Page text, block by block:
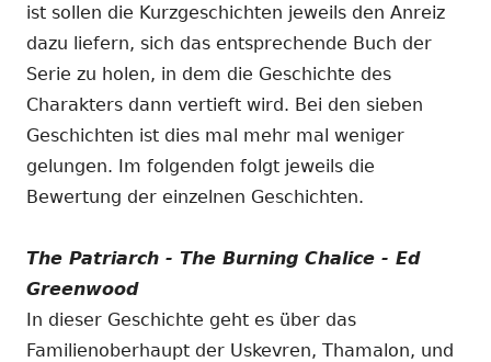
ist sollen die Kurzgeschichten jeweils den Anreiz
dazu liefern, sich das entsprechende Buch der
Serie zu holen, in dem die Geschichte des
Charakters dann vertieft wird. Bei den sieben
Geschichten ist dies mal mehr mal weniger
gelungen. Im folgenden folgt jeweils die
Bewertung der einzelnen Geschichten.
The Patriarch - The Burning Chalice - Ed
Greenwood
In dieser Geschichte geht es über das
Familienoberhaupt der Uskevren, Thamalon, und